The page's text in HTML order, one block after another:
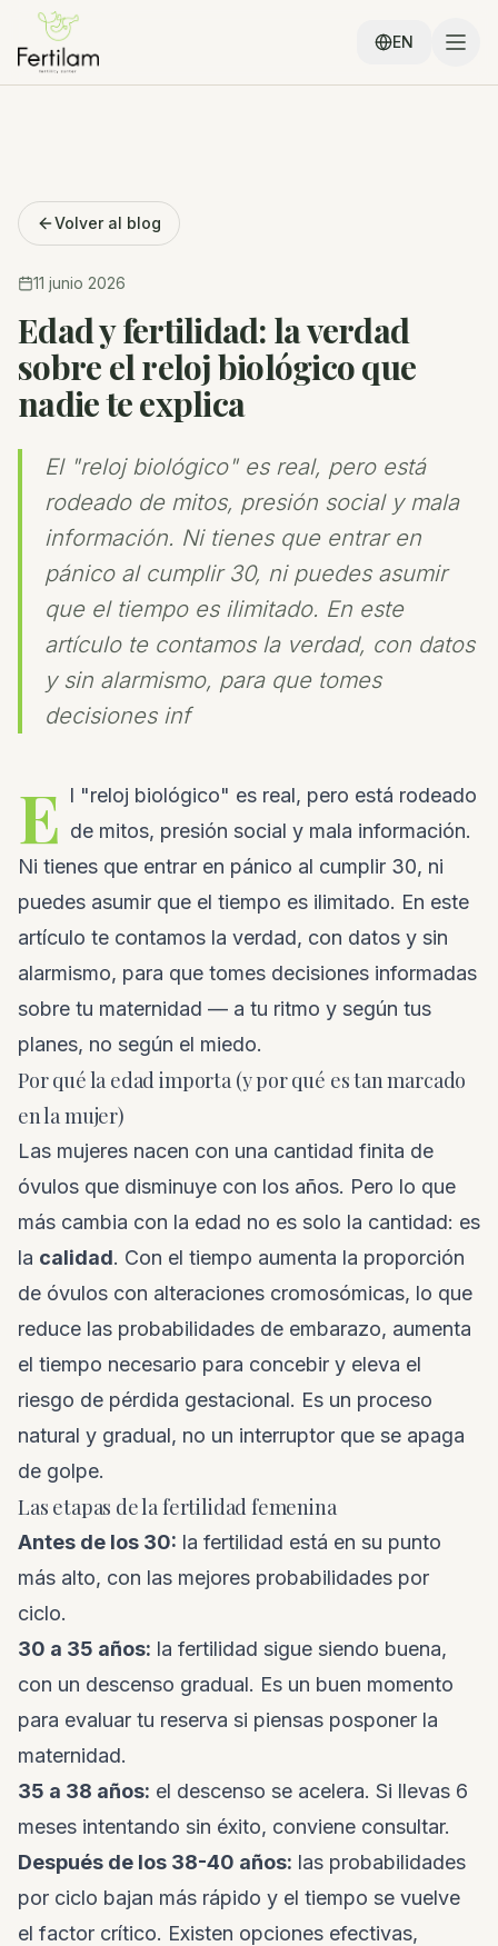
EN
Volver al blog
11 junio 2026
Edad y fertilidad: la verdad
sobre el reloj biológico que
nadie te explica
El "reloj biológico" es real, pero está
rodeado de mitos, presión social y mala
información. Ni tienes que entrar en
pánico al cumplir 30, ni puedes asumir
que el tiempo es ilimitado. En este
artículo te contamos la verdad, con datos
y sin alarmismo, para que tomes
decisiones inf
E l "reloj biológico" es real, pero está rodeado
de mitos, presión social y mala información.
Ni tienes que entrar en pánico al cumplir 30, ni
puedes asumir que el tiempo es ilimitado. En este
artículo te contamos la verdad, con datos y sin
alarmismo, para que tomes decisiones informadas
sobre tu maternidad — a tu ritmo y según tus
planes, no según el miedo.
Por qué la edad importa (y por qué es tan marcado
en la mujer)
Las mujeres nacen con una cantidad finita de
óvulos que disminuye con los años. Pero lo que
más cambia con la edad no es solo la cantidad: es
la calidad. Con el tiempo aumenta la proporción
de óvulos con alteraciones cromosómicas, lo que
reduce las probabilidades de embarazo, aumenta
el tiempo necesario para concebir y eleva el
riesgo de pérdida gestacional. Es un proceso
natural y gradual, no un interruptor que se apaga
de golpe.
Las etapas de la fertilidad femenina
Antes de los 30: la fertilidad está en su punto
más alto, con las mejores probabilidades por
ciclo.
30 a 35 años: la fertilidad sigue siendo buena,
con un descenso gradual. Es un buen momento
para evaluar tu reserva si piensas posponer la
maternidad.
35 a 38 años: el descenso se acelera. Si llevas 6
meses intentando sin éxito, conviene consultar.
Después de los 38-40 años: las probabilidades
por ciclo bajan más rápido y el tiempo se vuelve
el factor crítico. Existen opciones efectivas,